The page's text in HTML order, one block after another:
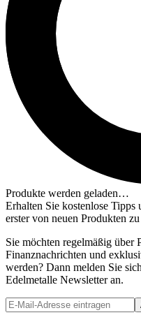
Produkte werden geladen…
Erhalten Sie kostenlose Tipps
erster von neuen Produkten
Sie möchten regelmäßig über
Finanznachrichten und
werden? Dann melden Sie
Edelmetalle Newsletter an.